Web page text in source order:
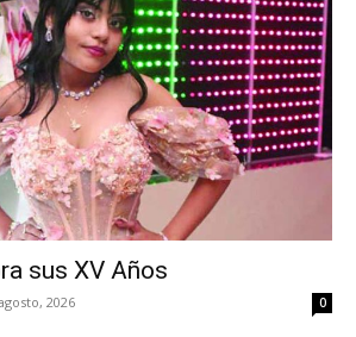
sus XV Años
2026 0